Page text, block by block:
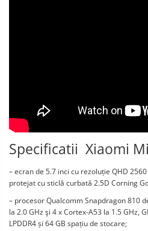
Specificatii Xiaomi
– ecran de 5.7 inci cu rezoluție QHD
protejat cu sticlă curbată 2.5D Corning
– procesor Qualcomm Snapdragon 810
la 2.0 GHz şi 4 x Cortex-A53 la 1.5 GHz,
LPDDR4 și 64 GB spațiu de stocare;